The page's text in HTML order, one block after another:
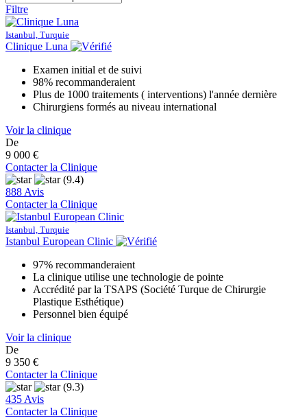
Filtre
Istanbul, Turquie
Clinique Luna
Examen initial et de suivi
98% recommanderaient
Plus de 1000 traitements ( interventions) l'année dernière
Chirurgiens formés au niveau international
Voir la clinique
De
9 000 €
Contacter la Clinique
(9.4)
888 Avis
Contacter la Clinique
Istanbul, Turquie
Istanbul European Clinic
97% recommanderaient
La clinique utilise une technologie de pointe
Accrédité par la TSAPS (Société Turque de Chirurgie
Plastique Esthétique)
Personnel bien équipé
Voir la clinique
De
9 350 €
Contacter la Clinique
(9.3)
435 Avis
Contacter la Clinique